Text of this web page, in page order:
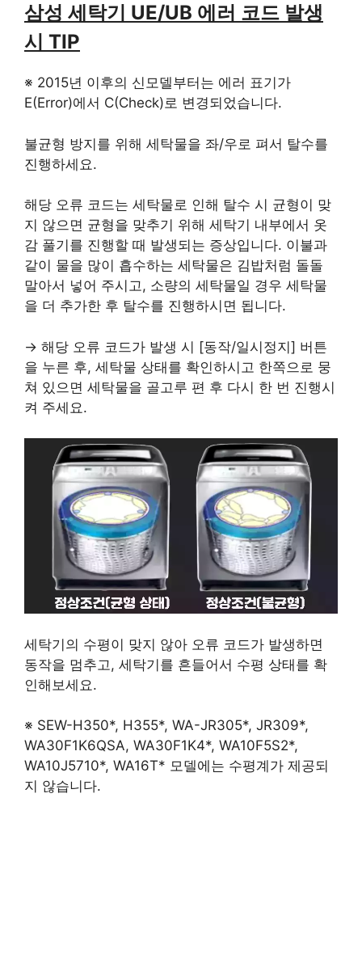
삼성 세탁기 UE/UB 에러 코드 발생
시 TIP
※ 2015년 이후의 신모델부터는 에러 표기가
E(Error)에서 C(Check)로 변경되었습니다.
불균형 방지를 위해 세탁물을 좌/우로 펴서 탈수를
진행하세요.
해당 오류 코드는 세탁물로 인해 탈수 시 균형이 맞
지 않으면 균형을 맞추기 위해 세탁기 내부에서 옷
감 풀기를 진행할 때 발생되는 증상입니다. 이불과
같이 물을 많이 흡수하는 세탁물은 김밥처럼 돌돌
말아서 넣어 주시고, 소량의 세탁물일 경우 세탁물
을 더 추가한 후 탈수를 진행하시면 됩니다.
→ 해당 오류 코드가 발생 시 [동작/일시정지] 버튼
을 누른 후, 세탁물 상태를 확인하시고 한쪽으로 뭉
쳐 있으면 세탁물을 골고루 편 후 다시 한 번 진행시
켜 주세요.
세탁기의 수평이 맞지 않아 오류 코드가 발생하면
동작을 멈추고, 세탁기를 흔들어서 수평 상태를 확
인해보세요.
※ SEW-H350*, H355*, WA-JR305*, JR309*,
WA30F1K6QSA, WA30F1K4*, WA10F5S2*,
WA10J5710*, WA16T* 모델에는 수평계가 제공되
지 않습니다.